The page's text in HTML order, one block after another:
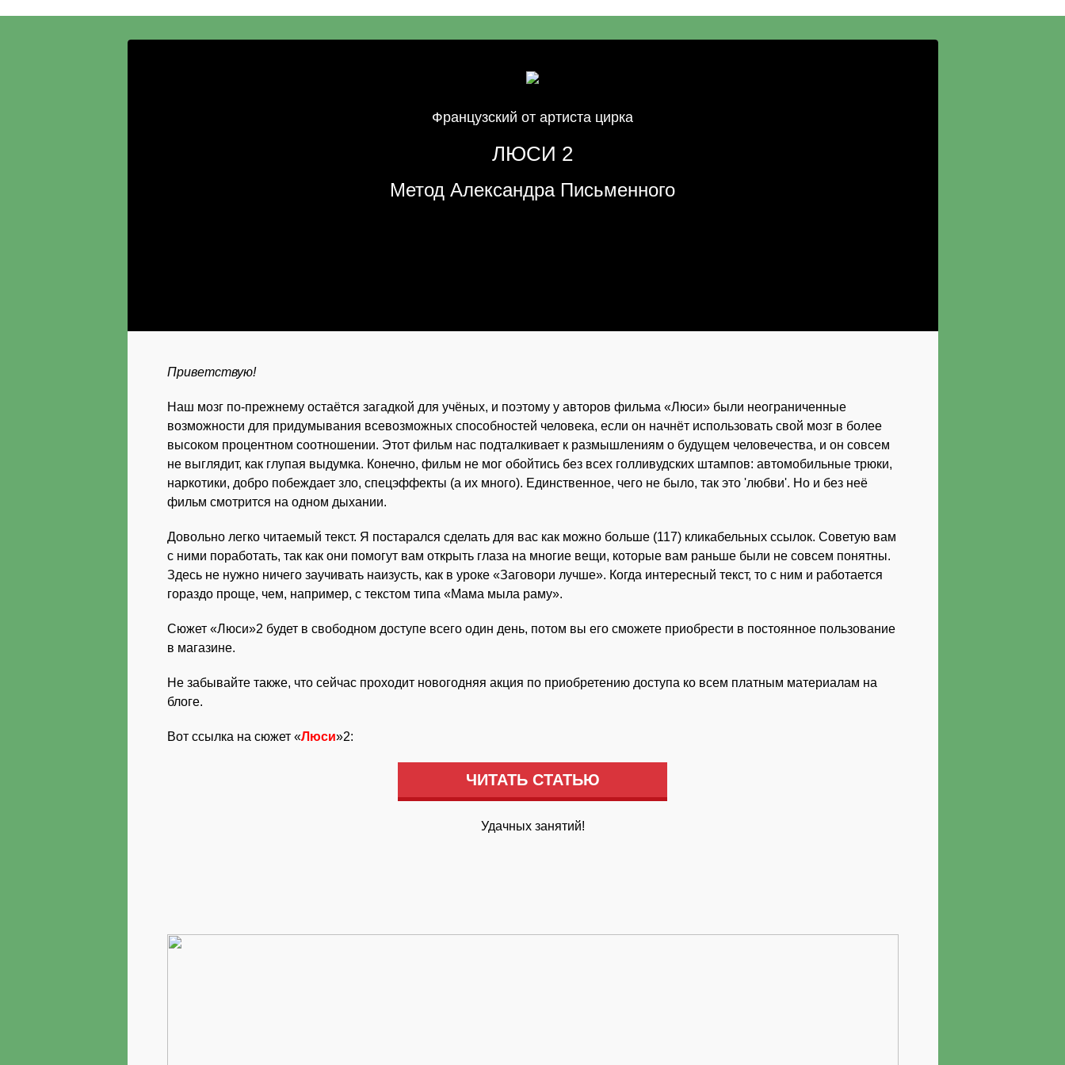
Французский от артиста цирка
ЛЮСИ 2
Метод Александра Письменного
Приветствую!
Наш мозг по-прежнему остаётся загадкой для учёных, и поэтому у авторов фильма «Люси» были неограниченные
возможности для придумывания всевозможных способностей человека, если он начнёт использовать свой мозг в более
высоком процентном соотношении. Этот фильм нас подталкивает к размышлениям о будущем человечества, и он совсем
не выглядит, как глупая выдумка. Конечно, фильм не мог обойтись без всех голливудских штампов: автомобильные трюки,
наркотики, добро побеждает зло, спецэффекты (а их много). Единственное, чего не было, так это 'любви'. Но и без неё
фильм смотрится на одном дыхании.
Довольно легко читаемый текст. Я постарался сделать для вас как можно больше (117) кликабельных ссылок. Советую вам
с ними поработать, так как они помогут вам открыть глаза на многие вещи, которые вам раньше были не совсем понятны.
Здесь не нужно ничего заучивать наизусть, как в уроке «Заговори лучше». Когда интересный текст, то с ним и работается
гораздо проще, чем, например, с текстом типа «Мама мыла раму».
Сюжет «Люси»2 будет в свободном доступе всего один день, потом вы его сможете приобрести в постоянное пользование
в магазине.
Не забывайте также, что сейчас проходит новогодняя акция по приобретению доступа ко всем платным материалам на
блоге.
Вот ссылка на сюжет «Люси»2:
ЧИТАТЬ СТАТЬЮ
Удачных занятий!